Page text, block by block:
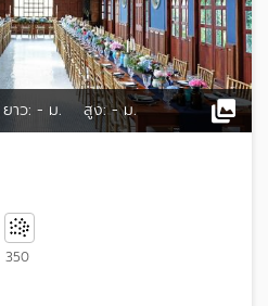
ยาว: - ม. สูง: - ม.
350